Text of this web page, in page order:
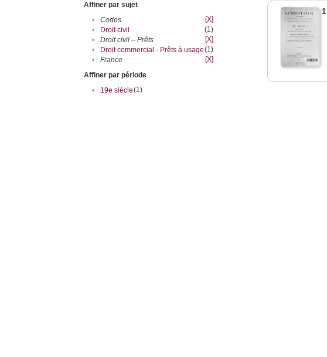
Affiner par sujet
•
Codes
[X]
•
Droit civil
(1)
•
Droit civil – Prêts
[X]
•
Droit commercial - Prêts à usage(1)
•
France
[X]
Affiner par période
•
19e siècle(1)
1